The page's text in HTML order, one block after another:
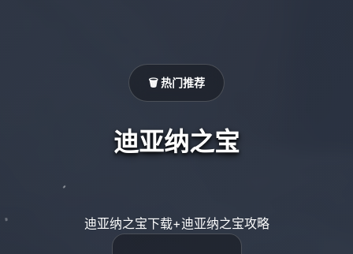
🗑️ 热门推荐
迪亚纳之宝
迪亚纳之宝下载+迪亚纳之宝攻略